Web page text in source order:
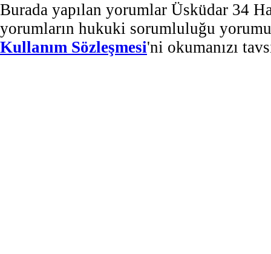
Burada yapılan yorumlar Üsküdar 34
yorumların hukuki sorumluluğu
Kullanım Sözleşmesi'ni okumanızı